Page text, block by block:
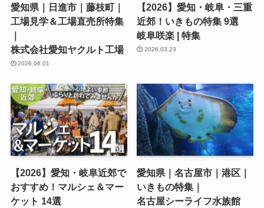
愛知県｜日進市｜藤枝町｜
工場見学＆工場直売所特集
｜
株式会社愛知ヤクルト工場
2026.06.01
【2026】愛知・岐阜・三重
近郊！いきもの特集 9選
岐阜咲楽 | 特集
2026.03.23
【2026】愛知・岐阜近郊で
おすすめ！マルシェ＆マー
ケット 14選
愛知県｜名古屋市｜港区｜
いきもの特集｜
名古屋シーライフ水族館